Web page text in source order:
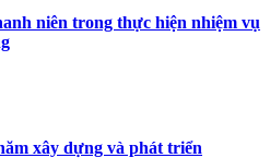
niên trong thực hiện nhiệm vụ
xây dựng và phát triển